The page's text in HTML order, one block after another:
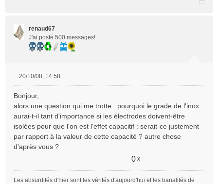
renaud67
J'ai posté 500 messages!
s
s
a
g
e
l
u
20/10/08, 14:58
Bonjour,
alors une question qui me trotte : pourquoi le grade de l'inox
aurai-t-il tant d'importance si les électrodes doivent-être
isolées pour que l'on est l'effet capacitif : serait-ce justement
par rapport à la valeur de cette capacité ? autre chose
d'après vous ?
0 x
Les absurdités d'hier sont les vérités d'aujourd'hui et les banalités de